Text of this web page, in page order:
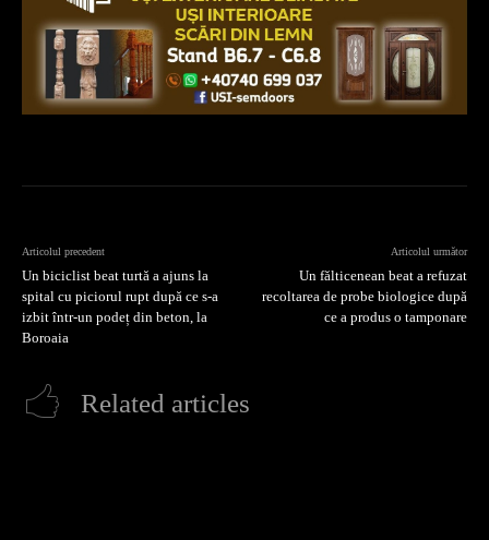
Articolul precedent
Un biciclist beat turtă a ajuns la
spital cu piciorul rupt după ce s-a
izbit într-un podeț din beton, la
Boroaia
Articolul următor
Un fălticenean beat a refuzat
recoltarea de probe biologice după
ce a produs o tamponare
Related articles